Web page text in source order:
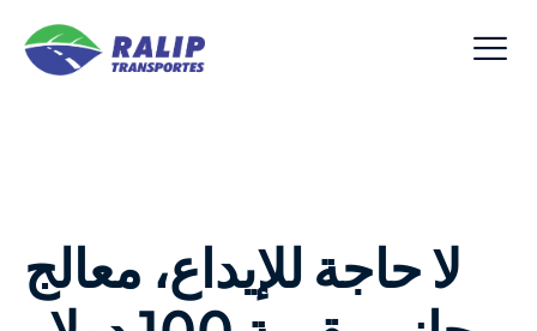
لا حاجة للإيداع، معالج